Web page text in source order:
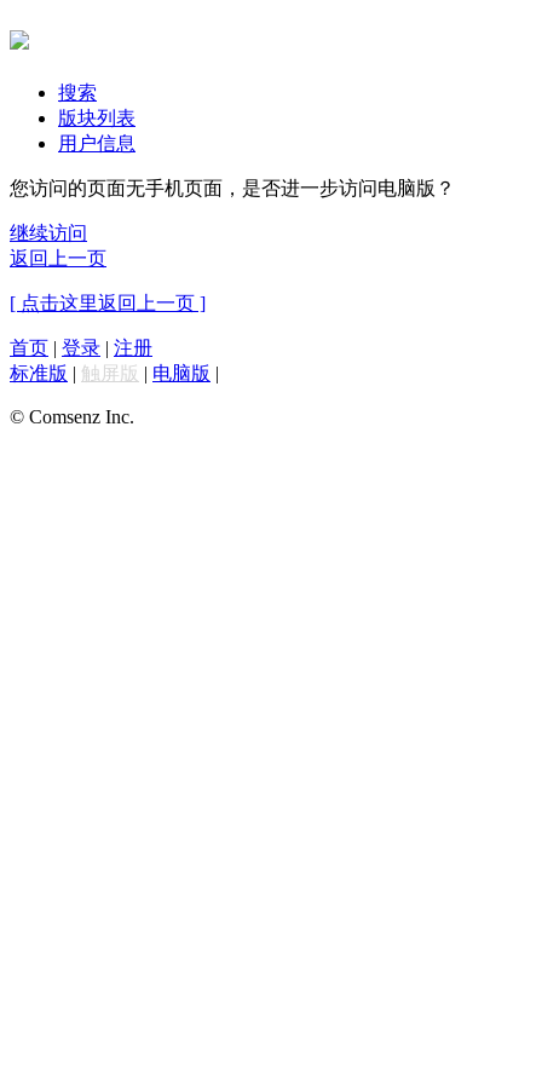
搜索
版块列表
用户信息
您访问的页面无手机页面，是否进一步访问电脑版？
继续访问
返回上一页
[ 点击这里返回上一页 ]
首页 | 登录 | 注册
标准版 | 触屏版 | 电脑版 |
© Comsenz Inc.